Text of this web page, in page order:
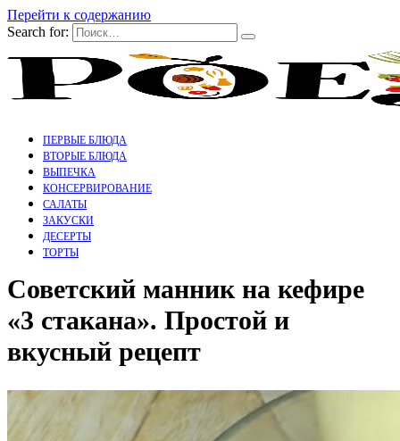
Перейти к содержанию
Search for:
ПЕРВЫЕ БЛЮДА
ВТОРЫЕ БЛЮДА
ВЫПЕЧКА
КОНСЕРВИРОВАНИЕ
САЛАТЫ
ЗАКУСКИ
ДЕСЕРТЫ
ТОРТЫ
Советский манник на кефире
«3 стакана». Простой и
вкусный рецепт